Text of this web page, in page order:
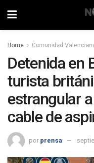
Home Comunidad
Detenida en
turista
estrangular
cable de
por prensa